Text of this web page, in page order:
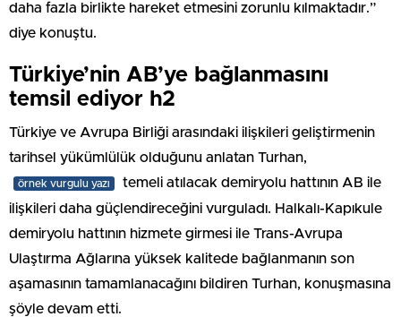
daha fazla birlikte hareket etmesini zorunlu kılmaktadır.”
diye konuştu.
Türkiye’nin AB’ye bağlanmasını
temsil ediyor h2
Türkiye ve Avrupa Birliği arasındaki ilişkileri geliştirmenin
tarihsel yükümlülük olduğunu anlatan Turhan,
örnek vurgulu yazı
temeli atılacak demiryolu hattının AB ile
ilişkileri daha güçlendireceğini vurguladı. Halkalı-Kapıkule
demiryolu hattının hizmete girmesi ile Trans-Avrupa
Ulaştırma Ağlarına yüksek kalitede bağlanmanın son
aşamasının tamamlanacağını bildiren Turhan, konuşmasına
şöyle devam etti.